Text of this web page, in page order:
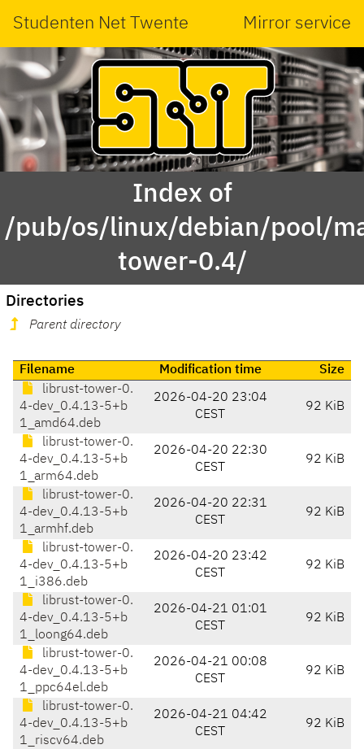
Studenten Net Twente Mirror service
Index of
/pub/os/linux/debian/pool/
tower-0.4/
Directories
Parent directory
Filename Modification time
Size
librust-tower-0.
4-dev_0.4.13-5+b
1_amd64.deb
2026-04-20 23:04
CEST
92 KiB
librust-tower-0.
4-dev_0.4.13-5+b
1_arm64.deb
2026-04-20 22:30
CEST
92 KiB
librust-tower-0.
4-dev_0.4.13-5+b
1_armhf.deb
2026-04-20 22:31
CEST
92 KiB
librust-tower-0.
4-dev_0.4.13-5+b
1_i386.deb
2026-04-20 23:42
CEST
92 KiB
librust-tower-0.
4-dev_0.4.13-5+b
1_loong64.deb
2026-04-21 01:01
CEST
92 KiB
librust-tower-0.
4-dev_0.4.13-5+b
1_ppc64el.deb
2026-04-21 00:08
CEST
92 KiB
librust-tower-0.
4-dev_0.4.13-5+b
1_riscv64.deb
2026-04-21 04:42
CEST
92 KiB